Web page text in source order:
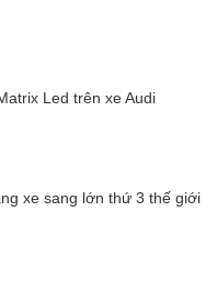
Led trên xe Audi
xe sang lớn thứ 3 thế giới